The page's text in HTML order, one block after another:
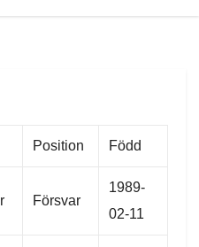
Position Född
Försvar
1989-
02-11